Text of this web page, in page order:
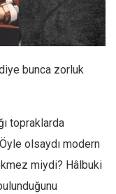
bunca zorluk
topraklarda
olsaydı modern
miydi? Hâlbuki